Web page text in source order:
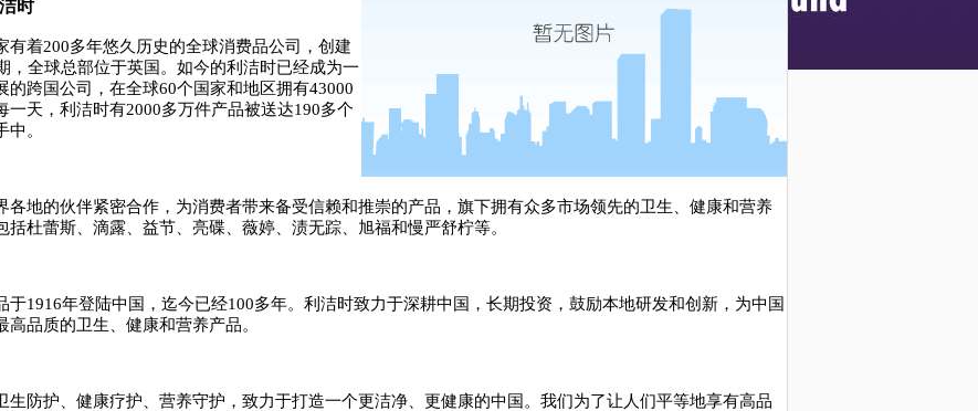
时
有着200多年悠久历史的全球消费品公司，创建
，全球总部位于英国。如今的利洁时已经成为一
的跨国公司，在全球60个国家和地区拥有43000
一天，利洁时有2000多万件产品被送达190多个
中。
各地的伙伴紧密合作，为消费者带来备受信赖和推崇的产品，旗下拥有众多市场领先的卫生、健康和营养
括杜蕾斯、滴露、益节、亮碟、薇婷、渍无踪、旭福和慢严舒柠等。
于1916年登陆中国，迄今已经100多年。利洁时致力于深耕中国，长期投资，鼓励本地研发和创新，为中国
高品质的卫生、健康和营养产品。
生防护、健康疗护、营养守护，致力于打造一个更洁净、更健康的中国。我们为了让人们平等地享有高品